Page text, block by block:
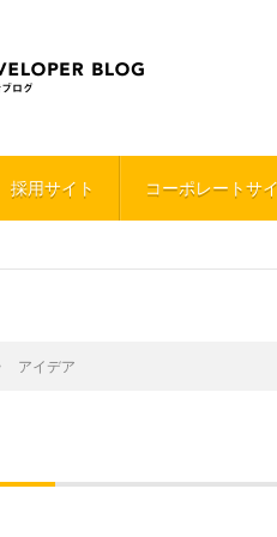
採用サイト コーポレートサ
アイデア